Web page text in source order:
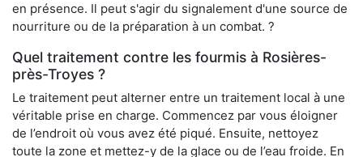
en présence. Il peut s'agir du signalement d'une source de
nourriture ou de la préparation à un combat. ?
Quel traitement contre les fourmis à Rosières-
près-Troyes ?
Le traitement peut alterner entre un traitement local à une
véritable prise en charge. Commencez par vous éloigner
de l’endroit où vous avez été piqué. Ensuite, nettoyez
toute la zone et mettez-y de la glace ou de l’eau froide. En